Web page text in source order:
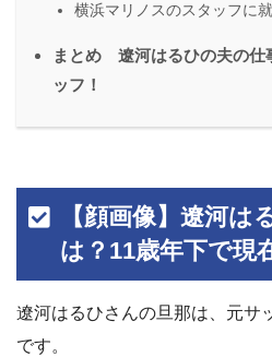
横浜マリノスのスタッフに就
まとめ 遼河はるひの夫の仕
ッフ！
【顔画像】遼河は
は？11歳年下で現
遼河はるひさんの旦那は、元サ
です。